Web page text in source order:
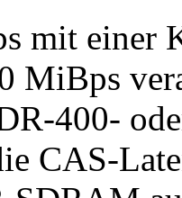
mit einer
MiBps
400-
CAS-